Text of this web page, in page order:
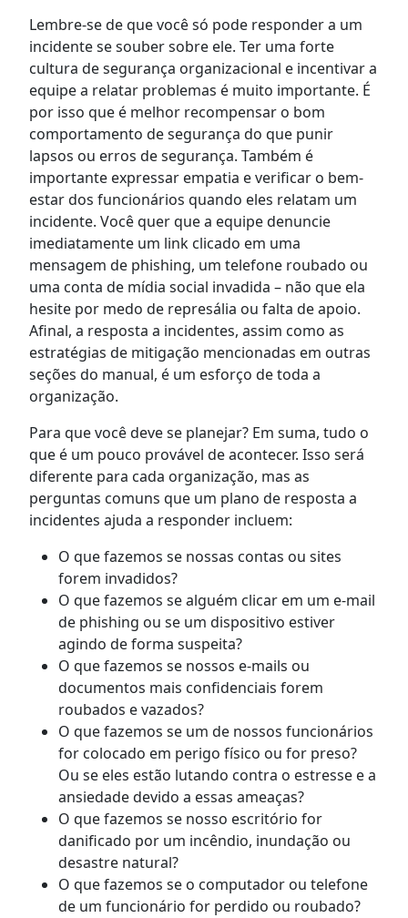
Lembre-se de que você só pode responder a um
incidente se souber sobre ele. Ter uma forte
cultura de segurança organizacional e incentivar a
equipe a relatar problemas é muito importante. É
por isso que é melhor recompensar o bom
comportamento de segurança do que punir
lapsos ou erros de segurança. Também é
importante expressar empatia e verificar o bem-
estar dos funcionários quando eles relatam um
incidente. Você quer que a equipe denuncie
imediatamente um link clicado em uma
mensagem de phishing, um telefone roubado ou
uma conta de mídia social invadida – não que ela
hesite por medo de represália ou falta de apoio.
Afinal, a resposta a incidentes, assim como as
estratégias de mitigação mencionadas em outras
seções do manual, é um esforço de toda a
organização.
Para que você deve se planejar? Em suma, tudo o
que é um pouco provável de acontecer. Isso será
diferente para cada organização, mas as
perguntas comuns que um plano de resposta a
incidentes ajuda a responder incluem:
O que fazemos se nossas contas ou sites
forem invadidos?
O que fazemos se alguém clicar em um e-mail
de phishing ou se um dispositivo estiver
agindo de forma suspeita?
O que fazemos se nossos e-mails ou
documentos mais confidenciais forem
roubados e vazados?
O que fazemos se um de nossos funcionários
for colocado em perigo físico ou for preso?
Ou se eles estão lutando contra o estresse e a
ansiedade devido a essas ameaças?
O que fazemos se nosso escritório for
danificado por um incêndio, inundação ou
desastre natural?
O que fazemos se o computador ou telefone
de um funcionário for perdido ou roubado?